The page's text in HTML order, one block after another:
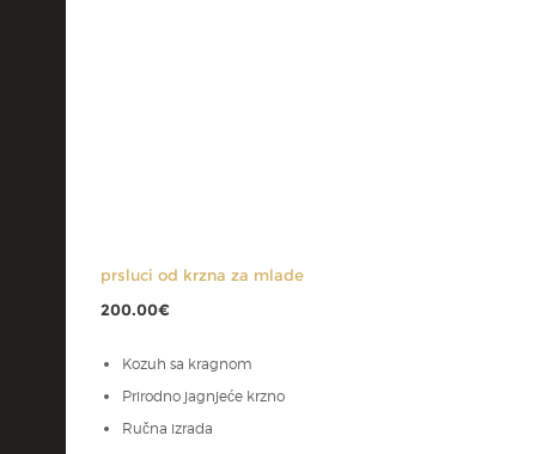
prsluci od krzna za mlade
200.00€
Kozuh sa kragnom
Prirodno jagnjeće krzno
Ručna izrada